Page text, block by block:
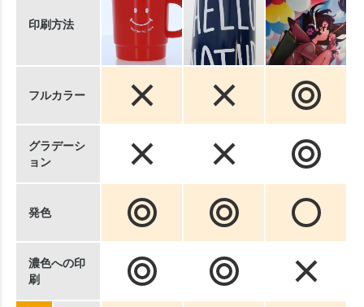
印刷方法
フルカラー
グラデーシ
ョン
発色
濃色への印
刷